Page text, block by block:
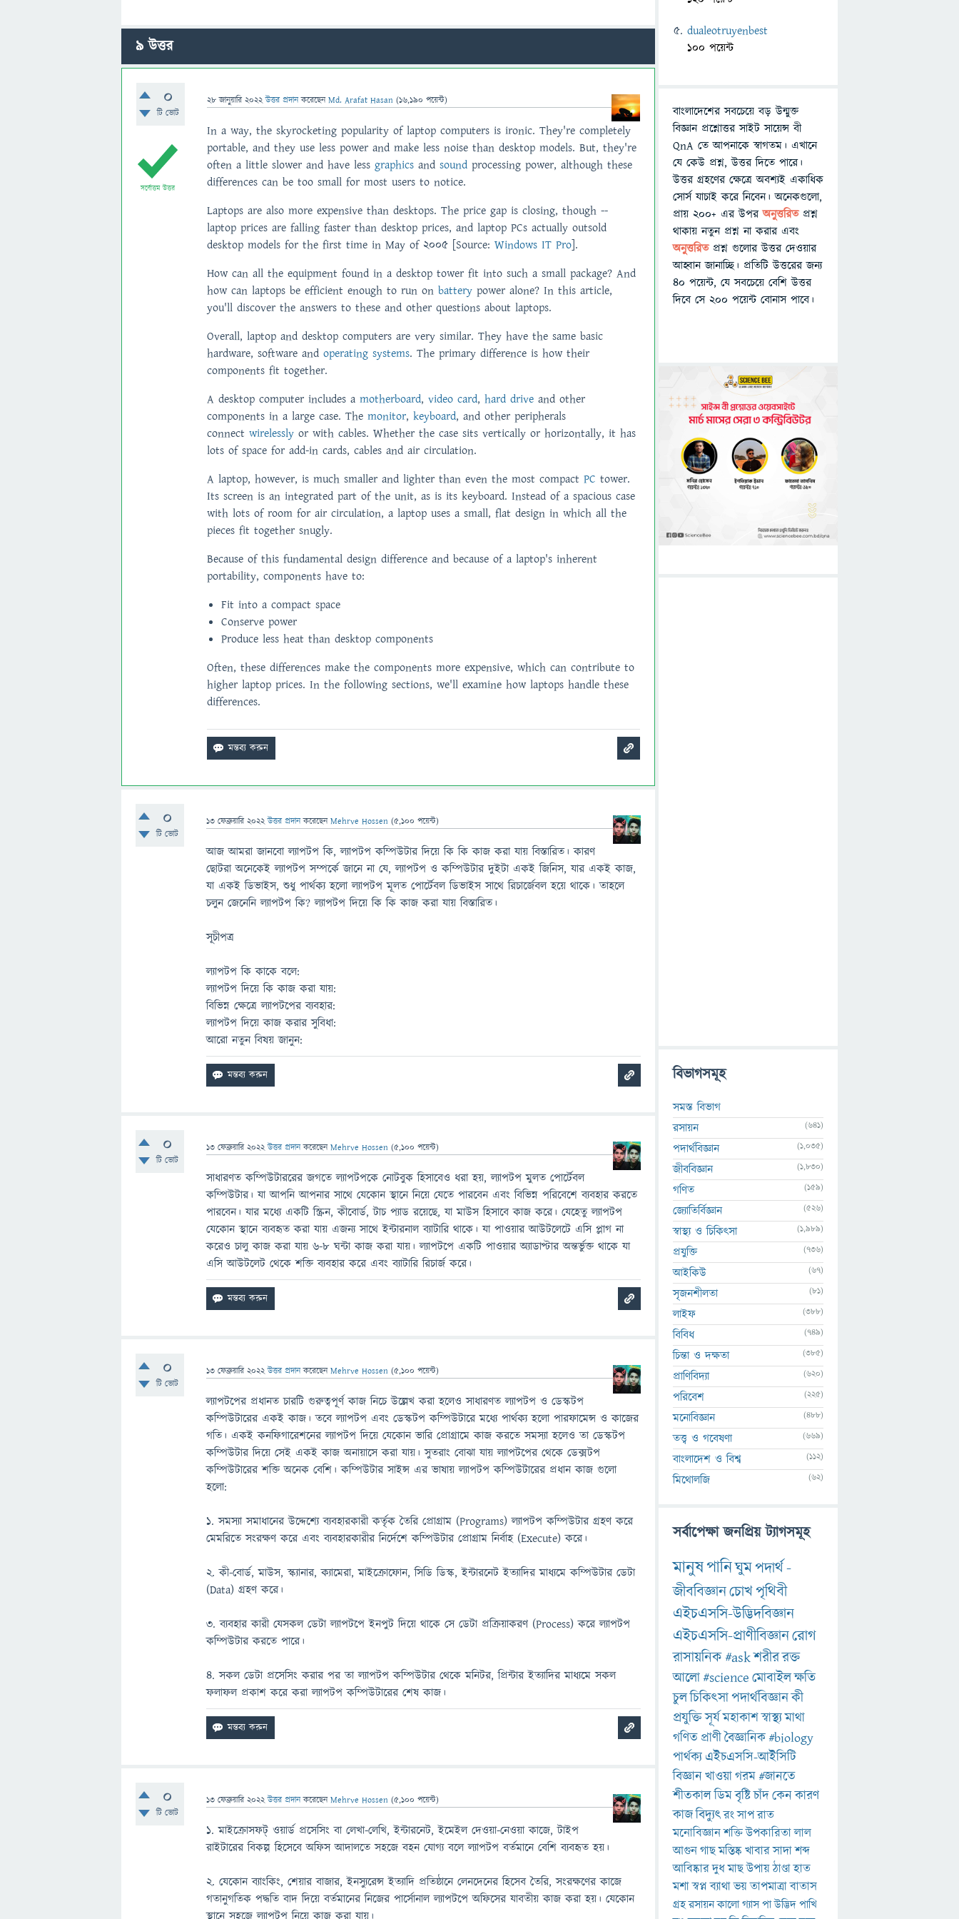
9উত্তর
0
টি ভোট
28 জানুয়ারি 2022 উত্তর প্রদান করেছেনMd. Arafat Hasan (16,190 পয়েন্ট)
সর্বোত্তম উত্তর
In a way, the skyrocketing popularity of laptop computers is ironic. They're completely
portable, and they use less power and make less noise than desktop models. But, they're
often a little slower and have less graphicsand soundprocessing power, although these
differences can be too small for most users to notice.
Laptops are also more expensive than desktops. The price gap is closing, though --
laptop prices are falling faster than desktop prices, and laptop PCs actually outsold
desktop models for the first time in May of 2005 [Source: Windows IT Pro].
How can all the equipment found in a desktop tower fit into such a small package? And
how can laptops be efficient enough to run on batterypower alone? In this article,
you'll discover the answers to these and other questions about laptops.
Overall, lap­top and desktop computers are very similar. They have the same basic
hardware, software and operating systems. The primary difference is how their
components fit together.­
A desktop computer includes a motherboard, video card, hard driveand other
components in a large case. The monitor, keyboard, and other peripherals
connect wirelesslyor with cables. Whether the case sits vertically or horizontally, it has
lots of space for add-in cards, cables and air circulation.
A laptop, however, is much smaller and lighter than even the most compact PC tower.
Its screen is an integrated part of the unit, as is its keyboard. Instead of a spacious case
with lots of room for air circulation, a laptop uses a small, flat design in which all the
pieces fit together snugly.
­Because of this fundamental design difference and because of a laptop's inherent
portability, components have to:
Fit into a compact space
Conserve power
Produce less heat than desktop components
Often, these differences make the components more expensive, which can contribute to
higher laptop prices. In the following sections, we'll examine how laptops handle these
differences.
0
টি ভোট
13 ফেব্রুয়ারি 2022 উত্তর প্রদান করেছেনMehrve Hossen (5,100 পয়েন্ট)
আজ আমরা জানবো ল্যাপটপ কি, ল্যাপটপ কম্পিউটার দিয়ে কি কি কাজ করা যায় বিস্তারিত। কারণ
ছোটরা অনেকেই ল্যাপটপ সম্পর্কে জানে না যে, ল্যাপটপ ও কম্পিউটার দুইটা একই জিনিস, যার একই কাজ,
যা একই ডিভাইস, শুধু পার্থক্য হলো ল্যাপটপ মূলত পোর্টেবল ডিভাইস সাথে রিচার্জেবল হয়ে থাকে। তাহলে
চলুন জেনেনি ল্যাপটপ কি? ল্যাপটপ দিয়ে কি কি কাজ করা যায় বিস্তারিত।
সূচীপত্র
ল্যাপটপ কি কাকে বলে:
ল্যাপটপ দিয়ে কি কাজ করা যায়:
বিভিন্ন ক্ষেত্রে ল্যাপটপের ব্যবহার:
ল্যাপটপ দিয়ে কাজ করার সুবিধা:
আরো নতুন বিষয় জানুন:
0
টি ভোট
13 ফেব্রুয়ারি 2022 উত্তর প্রদান করেছেনMehrve Hossen (5,100 পয়েন্ট)
সাধারণত কম্পিউটাররের জগতে ল্যাপটপকে নোটবুক হিসাবেও ধরা হয়, ল্যাপটপ মুলত পোর্টেবল
কম্পিউটার। যা আপনি আপনার সাথে যেকোন স্থানে নিয়ে যেতে পারবেন এবং বিভিন্ন পরিবেশে ব্যবহার করতে
পারবেন। যার মধ্যে একটি স্ক্রিন, কীবোর্ড, টাচ প্যাড রয়েছে, যা মাউস হিসাবে কাজ করে। যেহেতু ল্যাপটপ
যেকোন স্থানে ব্যবহৃত করা যায় এজন্য সাথে ইন্টারনাল ব্যাটারি থাকে। যা পাওয়ার আউটলেটে এসি প্লাগ না
করেও চালু কাজ করা যায় ৬-৮ ঘন্টা কাজ করা যায়। ল্যাপটপে একটি পাওয়ার অ্যাডাপ্টার অন্তর্ভুক্ত থাকে যা
এসি আউটলেট থেকে শক্তি ব্যবহার করে এবং ব্যাটারি রিচার্জ করে।
0
টি ভোট
13 ফেব্রুয়ারি 2022 উত্তর প্রদান করেছেনMehrve Hossen (5,100 পয়েন্ট)
ল্যাপটপের প্রধানত চারটি গুরুত্বপূর্ণ কাজ নিচে উল্লেখ করা হলেও সাধারণত ল্যাপটপ ও ডেস্কটপ
কম্পিউটারের একই কাজ। তবে ল্যাপটপ এবং ডেস্কটপ কম্পিউটারে মধ্যে পার্থক্য হলো পারফামেন্স ও কাজের
গতি। একই কনফিগারেশনের ল্যাপটপ দিয়ে যেকোন ভারি প্রোগ্রামে কাজ করতে সমস্যা হলেও তা ডেস্কটপ
কম্পিউটার দিয়ে সেই একই কাজ অনায়াসে করা যায়। সুতরাং বোঝা যায় ল্যাপটপের থেকে ডেক্সটপ
কম্পিউটারের শক্তি অনেক বেশি। কম্পিউটার সাইন্স এর ভাষায় ল্যাপটপ কম্পিউটারের প্রধান কাজ গুলো
হলো:
১. সমস্যা সমাধানের উদ্দেশ্যে ব্যবহারকারী কর্তৃক তৈরি প্রোগ্রাম (Programs) ল্যাপটপ কম্পিউটার গ্রহণ করে
মেমরিতে সংরক্ষণ করে এবং ব্যবহারকারীর নির্দেশে কম্পিউটার প্রোগ্রাম নির্বাহ (Execute) করে।
২. কী-বোর্ড, মাউস, স্ক্যানার, ক্যামেরা, মাইক্রোফোন, সিডি ডিস্ক, ইন্টারনেট ইত্যাদির মাধ্যমে কম্পিউটার ডেটা
(Data) গ্রহণ করে।
৩. ব্যবহার কারী যেসকল ডেটা ল্যাপটপে ইনপুট দিয়ে থাকে সে ডেটা প্রক্রিয়াকরণ (Process) করে ল্যাপটপ
কম্পিউটার করতে পারে।
৪. সকল ডেটা প্রসেসিং করার পর তা ল্যাপটপ কম্পিউটার থেকে মনিটর, প্রিন্টার ইত্যাদির মাধ্যমে সকল
ফলাফল প্রকাশ করে করা ল্যাপটপ কম্পিউটারের শেষ কাজ।
0
টি ভোট
13 ফেব্রুয়ারি 2022 উত্তর প্রদান করেছেনMehrve Hossen (5,100 পয়েন্ট)
১. মাইক্রোসফট্ ওয়ার্ড প্রসেসিং বা লেখা-লেখি, ইন্টারনেট, ইমেইল দেওয়া-নেওয়া কাজে, টাইপ
রাইটারের বিকল্প হিসেবে অফিস আদালতে সহজে বহন যোগ্য বলে ল্যাপটপ বর্তমানে বেশি ব্যবহৃত হয়।
২. যেকোন ব্যাংকিং, শেয়ার বাজার, ইনস্যুরেন্স ইত্যাদি প্রতিষ্ঠানে লেনদেনের হিসেব তৈরি, সংরক্ষণের কাজে
গতানুগতিক পদ্ধতি বাদ দিয়ে বর্তমানের নিজের পার্সোনাল ল্যাপটপে অফিসের যাবতীয় কাজ করা হয়। যেকোন
dualeotruyenbest
100 পয়েন্ট
বাংলাদেশের সবচেয়ে বড় উন্মুক্ত
বিজ্ঞান প্রশ্নোত্তর সাইট সায়েন্স বী
QnA তে আপনাকে স্বাগতম। এখানে
যে কেউ প্রশ্ন, উত্তর দিতে পারে।
উত্তর গ্রহণের ক্ষেত্রে অবশ্যই একাধিক
সোর্স যাচাই করে নিবেন। অনেকগুলো,
প্রায় ২০০+ এর উপরঅনুত্তরিতপ্রশ্ন
থাকায় নতুন প্রশ্ন না করার এবং
অনুত্তরিত প্রশ্ন গুলোর উত্তর দেওয়ার
আহ্বান জানাচ্ছি। প্রতিটি উত্তরের জন্য
৪০ পয়েন্ট, যে সবচেয়ে বেশি উত্তর
দিবে সে ২০০ পয়েন্ট বোনাস পাবে।
বিভাগসমূহ
সমস্ত বিভাগ
রসায়ন
(641)
পদার্থবিজ্ঞান (1,035)
জীববিজ্ঞান (1,830)
গণিত (159)
জ্যোতির্বিজ্ঞান (526)
স্বাস্থ্য ও চিকিৎসা (1,989)
প্রযুক্তি (736)
আইকিউ (67)
সৃজনশীলতা (81)
লাইফ (388)
বিবিধ (749)
চিন্তা ও দক্ষতা (385)
প্রাণিবিদ্যা (620)
পরিবেশ (225)
মনোবিজ্ঞান (488)
তত্ত্ব ও গবেষণা (669)
বাংলাদেশ ও বিশ্ব (112)
মিথোলজি (62)
সর্বাপেক্ষা জনপ্রিয় ট্যাগসমূহ
মানুষপানিঘুমপদার্থ-
জীববিজ্ঞানচোখপৃথিবী
এইচএসসি-উদ্ভিদবিজ্ঞান
এইচএসসি-প্রাণীবিজ্ঞানরোগ
রাসায়নিক#askশরীররক্ত
আলো#scienceমোবাইলক্ষতি
চুলচিকিৎসাপদার্থবিজ্ঞানকী
প্রযুক্তিসূর্যমহাকাশস্বাস্থ্যমাথা
গণিত প্রাণীবৈজ্ঞানিক#biology
পার্থক্য এইচএসসি-আইসিটি
বিজ্ঞানখাওয়াগরম#জানতে
শীতকালডিমবৃষ্টিচাঁদকেনকারণ
কাজবিদ্যুৎরংসাপরাত
মনোবিজ্ঞানশক্তিউপকারিতালাল
আগুনগাছমস্তিষ্কখাবারসাদাশব্দ
আবিষ্কারদুধমাছউপায়ঠাণ্ডাহাত
মশাস্বপ্নব্যাথাভয়তাপমাত্রাবাতাস
গ্রহরসায়নকালোগ্যাসপাউদ্ভিদপাখি